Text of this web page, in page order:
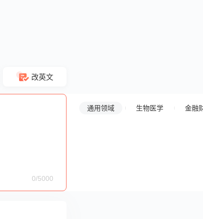
改英文
0/5000
通用领域 生物医学 金融